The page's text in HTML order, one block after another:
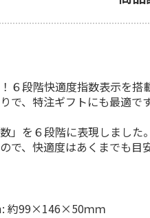
６段階快適度指数表示を搭
で、特注ギフトにも最適です
」を６段階に表現しました
、快適度はあくまでも目
約99×146×50ｍｍ